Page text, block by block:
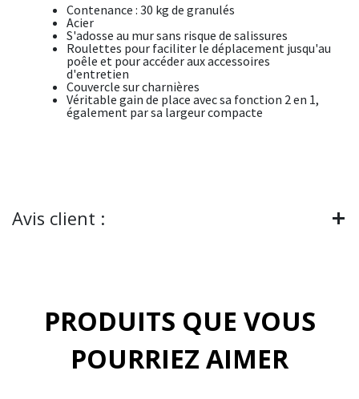
Contenance : 30 kg de granulés
Acier
S'adosse au mur sans risque de salissures
Roulettes pour faciliter le déplacement jusqu'au
poêle et pour accéder aux accessoires
d'entretien
Couvercle sur charnières
Véritable gain de place avec sa fonction 2 en 1,
également par sa largeur compacte
Avis client :
PRODUITS QUE VOUS
POURRIEZ AIMER